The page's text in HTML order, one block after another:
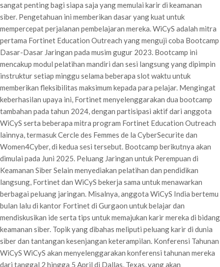
sangat penting bagi siapa saja yang memulai karir di keamanan
siber. Pengetahuan ini memberikan dasar yang kuat untuk
mempercepat perjalanan pembelajaran mereka. WiCyS adalah mitra
pertama Fortinet Education Outreach yang menguji coba Bootcamp
Dasar-Dasar Jaringan pada musim gugur 2023. Bootcamp ini
mencakup modul pelatihan mandiri dan sesi langsung yang dipimpin
instruktur setiap minggu selama beberapa slot waktu untuk
memberikan fleksibilitas maksimum kepada para pelajar. Mengingat
keberhasilan upaya ini, Fortinet menyelenggarakan dua bootcamp
tambahan pada tahun 2024, dengan partisipasi aktif dari anggota
WiCyS serta beberapa mitra program Fortinet Education Outreach
lainnya, termasuk Cercle des Femmes de la CyberSecurite dan
Women4Cyber, di kedua sesi tersebut. Bootcamp berikutnya akan
dimulai pada Juni 2025. Peluang Jaringan untuk Perempuan di
Keamanan Siber Selain menyediakan pelatihan dan pendidikan
langsung, Fortinet dan WiCyS bekerja sama untuk menawarkan
berbagai peluang jaringan. Misalnya, anggota WiCyS India bertemu
bulan lalu di kantor Fortinet di Gurgaon untuk belajar dan
mendiskusikan ide serta tips untuk memajukan karir mereka di bidang
keamanan siber. Topik yang dibahas meliputi peluang karir di dunia
siber dan tantangan kesenjangan keterampilan. Konferensi Tahunan
WiCyS WiCyS akan menyelenggarakan konferensi tahunan mereka
dari tanggal 2 hingga 5 April di Dallas, Texas, yang akan